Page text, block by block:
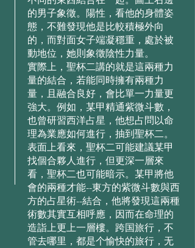
的男⼦象徵。陽性，看他的⾝體姿
態，不難發現他是⽐較積極外向
的，⽽對⾯⼥⼦端凝穩重，處於被
動地位，她則象徵陰性⼒量。
實際上，聖杯⼆講的就是這兩種⼒
量的結合，若能同時擁有兩種⼒
量，且融合良好，會⽐單⼀⼒量更
強⼤。例如，某甲精通紫微⽃數，
也曾研習西洋占星，他想占問以命
理為業應如何進⾏，抽到聖杯⼆。
表⾯上看來，聖杯⼆可能建議某甲
找個合夥⼈進⾏，但更深⼀層來
看，聖杯⼆也可能暗⽰。某甲將他
會的兩種才能--東⽅的紫微⽃數與西
⽅的占星術--結合，他將發現這兩種
術數其實互相呼應，因⽽在命理的
造詣上更上⼀層樓。跨国旅行，不
管去哪里，都是个愉快的旅行，无